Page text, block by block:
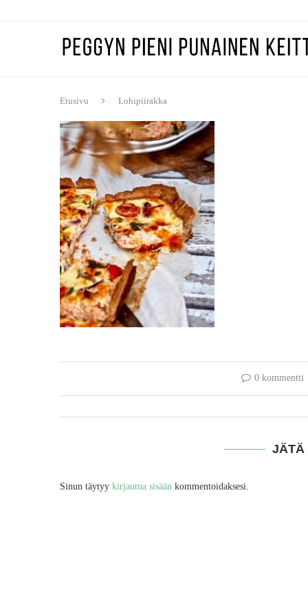
Etusivu Lohipiirakka
0 kommentti
JÄTÄ
Sinun täytyy kirjautua sisään kommentoidaksesi.